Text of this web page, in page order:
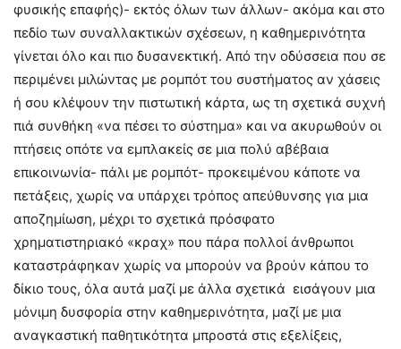
φυσικής επαφής)- εκτός όλων των άλλων- ακόμα και στο
πεδίο των συναλλακτικών σχέσεων, η καθημερινότητα
γίνεται όλο και πιο δυσανεκτική. Από την οδύσσεια που σε
περιμένει μιλώντας με ρομπότ του συστήματος αν χάσεις
ή σου κλέψουν την πιστωτική κάρτα, ως τη σχετικά συχνή
πιά συνθήκη «να πέσει το σύστημα» και να ακυρωθούν οι
πτήσεις οπότε να εμπλακείς σε μια πολύ αβέβαια
επικοινωνία- πάλι με ρομπότ- προκειμένου κάποτε να
πετάξεις, χωρίς να υπάρχει τρόπος απεύθυνσης για μια
αποζημίωση, μέχρι το σχετικά πρόσφατο
χρηματιστηριακό «κραχ» που πάρα πολλοί άνθρωποι
καταστράφηκαν χωρίς να μπορούν να βρούν κάπου το
δίκιο τους, όλα αυτά μαζί με άλλα σχετικά εισάγουν μια
μόνιμη δυσφορία στην καθημερινότητα, μαζί με μια
αναγκαστική παθητικότητα μπροστά στις εξελίξεις,